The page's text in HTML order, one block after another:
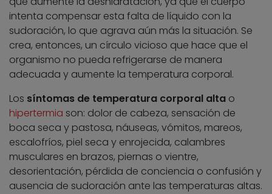
intenta compensar esta falta de líquido con la
sudoración, lo que agrava aún más la situación. Se
crea, entonces, un círculo vicioso que hace que el
organismo no pueda refrigerarse de manera
adecuada y aumente la temperatura corporal.
Los síntomas de temperatura corporal alta o
hipertermia son: dolor de cabeza, sensación de
boca seca y pastosa, náuseas, vómitos, mareos,
escalofríos, piel seca y enrojecida, calambres
musculares en brazos, piernas o vientre,
desorientación, pérdida de conciencia o confusión y
ausencia de sudoración ante las temperaturas altas.